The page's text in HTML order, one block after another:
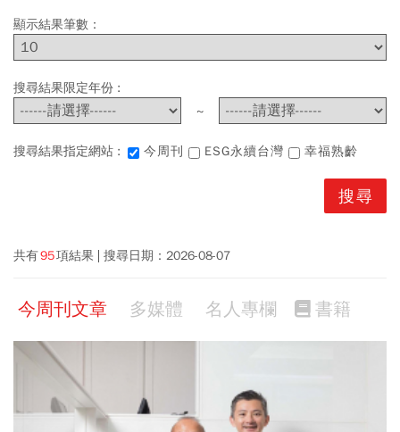
顯示結果筆數：
搜尋結果限定年份 :
~
搜尋結果指定網站 : 今周刊 ESG永續台灣 幸福熟齡
共有95項結果 搜尋日期： 2026-08-07
今周刊文章 多媒體 名人專欄 書籍